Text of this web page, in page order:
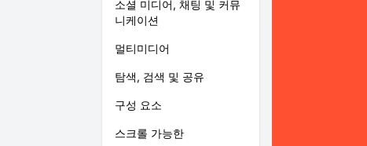
소셜 미디어, 채팅 및 커뮤
니케이션
멀티미디어
탐색, 검색 및 공유
구성 요소
스크롤 가능한